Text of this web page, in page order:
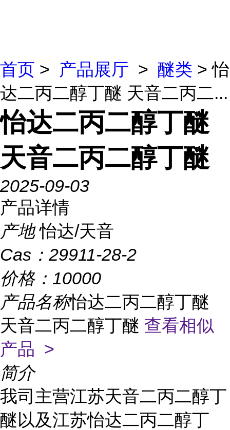
首页 > 产品展厅 > 醚类 > 怡
达二丙二醇丁醚 天音二丙二...
怡达二丙二醇丁醚
天音二丙二醇丁醚
2025-09-03
产品详情
产地 怡达/天音
Cas： 29911-28-2
价格： 10000
产品名称怡达二丙二醇丁醚
天音二丙二醇丁醚 查看相似
产品 >
简介
我司主营江苏天音二丙二醇丁
醚以及江苏怡达二丙二醇丁